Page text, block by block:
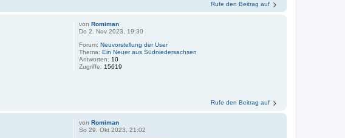
Rufe den Beitrag auf
vonRomiman
Do 2. Nov 2023, 19:30
Forum:Neuvorstellung der User
Thema:Ein Neuer aus Südniedersachsen
Antworten: 10
Zugriffe: 15619
Rufe den Beitrag auf
vonRomiman
So 29. Okt 2023, 21:02